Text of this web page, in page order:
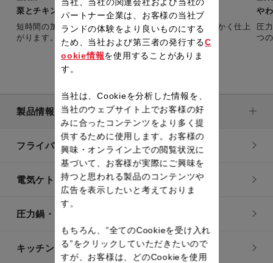
栗とチキンのクリーム煮
短時間の加圧で、栗はほくほく、鶏肉はしっとり柔らかく仕上
がります。コクのあるソースが栗に良く合います。
や
圧
つ
製品情報
フライパン・鍋
電気ケトル
圧力鍋・電気圧力鍋
キッチン用品
当社、当社の関連会社および当社の
パートナー企業は、お客様の当社ブ
ランドの体験をより良いものにする
ため、当社および第三者の発行するC
ookie情報を使用することがありま
す。
当社は、Cookieを分析した情報を、
当社のウェブサイト上でお客様の好
みに合ったコンテンツをより多く提
供するために使用します。お客様の
興味・オンライン上での閲覧状況に
基づいて、お客様が実際にご興味を
持つと思われる製品のコンテンツや
広告を表示したいと考えておりま
す。
もちろん、”全てのCookieを受け入れ
る”をクリックしていただきたいので
すが、お客様は、どのCookieを使用